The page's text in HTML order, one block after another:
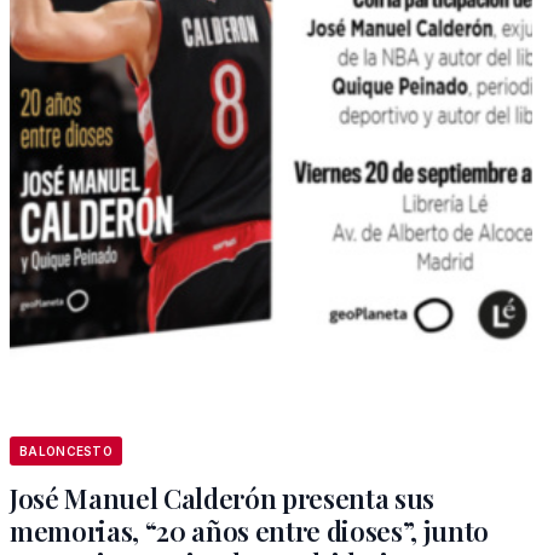
BALONCESTO
José Manuel Calderón presenta sus
memorias, “20 años entre dioses”, junto